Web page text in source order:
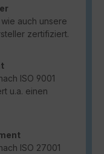
auch unsere
zertifiziert.
ISO 9001
u.a. einen
ISO 27001